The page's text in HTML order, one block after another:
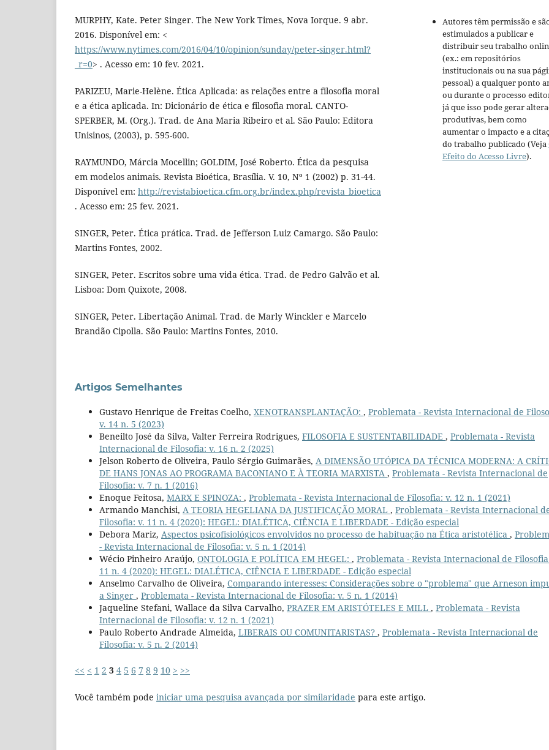
MURPHY, Kate. Peter Singer. The New York Times, Nova Iorque. 9 abr.
2016. Disponível em: <
https://www.nytimes.com/2016/04/10/opinion/sunday/peter-singer.html?
_r=0> . Acesso em: 10 fev. 2021.
PARIZEU, Marie-Helène. Ética Aplicada: as relações entre a filosofia moral
e a ética aplicada. In: Dicionário de ética e filosofia moral. CANTO-
SPERBER, M. (Org.). Trad. de Ana Maria Ribeiro et al. São Paulo: Editora
Unisinos, (2003), p. 595-600.
RAYMUNDO, Márcia Mocellin; GOLDIM, José Roberto. Ética da pesquisa
em modelos animais. Revista Bioética, Brasília. V. 10, Nº 1 (2002) p. 31-44.
Disponível em: http://revistabioetica.cfm.org.br/index.php/revista_bioetica
. Acesso em: 25 fev. 2021.
SINGER, Peter. Ética prática. Trad. de Jefferson Luiz Camargo. São Paulo:
Martins Fontes, 2002.
SINGER, Peter. Escritos sobre uma vida ética. Trad. de Pedro Galvão et al.
Lisboa: Dom Quixote, 2008.
­­SINGER, Peter. Libertação Animal. Trad. de Marly Winckler e Marcelo
Brandão Cipolla. São Paulo: Martins Fontes, 2010.
Autores têm permissão e
estimulados a publicar e
distribuir seu trabalho
(ex.: em repositórios
institucionais ou na sua
pessoal) a qualquer ponto
ou durante o processo
já que isso pode gerar
produtivas, bem como
aumentar o impacto e a
do trabalho publicado (Veja
Efeito do Acesso Livre).
Artigos Semelhantes
Gustavo Henrique de Freitas Coelho, XENOTRANSPLANTAÇÃO: , Problemata - Revista Internacional de
v. 14 n. 5 (2023)
Beneilto José da Silva, Valter Ferreira Rodrigues, FILOSOFIA E SUSTENTABILIDADE , Problemata - Revista
Internacional de Filosofia: v. 16 n. 2 (2025)
Jelson Roberto de Oliveira, Paulo Sérgio Guimarães, A DIMENSÃO UTÓPICA DA TÉCNICA MODERNA: A
DE HANS JONAS AO PROGRAMA BACONIANO E À TEORIA MARXISTA , Problemata - Revista Internacional de
Filosofia: v. 7 n. 1 (2016)
Enoque Feitosa, MARX E SPINOZA: , Problemata - Revista Internacional de Filosofia: v. 12 n. 1 (2021)
Armando Manchisi, A TEORIA HEGELIANA DA JUSTIFICAÇÃO MORAL , Problemata - Revista Internacional
Filosofia: v. 11 n. 4 (2020): HEGEL: DIALÉTICA, CIÊNCIA E LIBERDADE - Edição especial
Debora Mariz, Aspectos psicofisiológicos envolvidos no processo de habituação na Ética aristotélica ,
- Revista Internacional de Filosofia: v. 5 n. 1 (2014)
Wécio Pinheiro Araújo, ONTOLOGIA E POLÍTICA EM HEGEL: , Problemata - Revista Internacional de
11 n. 4 (2020): HEGEL: DIALÉTICA, CIÊNCIA E LIBERDADE - Edição especial
Anselmo Carvalho de Oliveira, Comparando interesses: Considerações sobre o "problema" que Arneson
a Singer , Problemata - Revista Internacional de Filosofia: v. 5 n. 1 (2014)
Jaqueline Stefani, Wallace da Silva Carvalho, PRAZER EM ARISTÓTELES E MILL , Problemata - Revista
Internacional de Filosofia: v. 12 n. 1 (2021)
Paulo Roberto Andrade Almeida, LIBERAIS OU COMUNITARISTAS? , Problemata - Revista Internacional de
Filosofia: v. 5 n. 2 (2014)
<< < 1 2 3 4 5 6 7 8 9 10 > >>
Você também pode iniciar uma pesquisa avançada por similaridade para este artigo.